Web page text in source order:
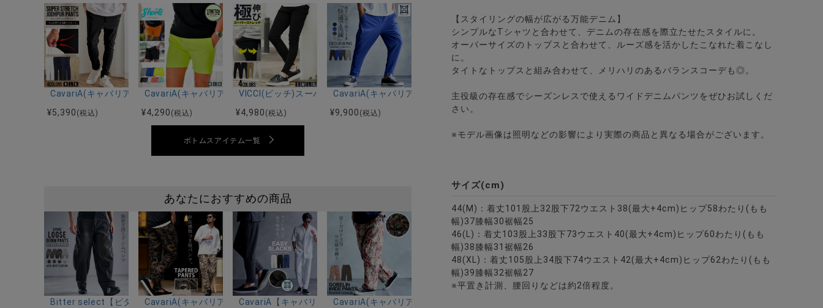
CavariA(キャバリア)ストレッチジョッパーパンツ/全4色
¥5,390 (税込)
CavariA(キャバリア)ストレッチポリダンボールショーツ/全9色
¥4,290 (税込)
VICCI(ビッチ)スーパーストレッチスキニーパンツ/全4色
¥4,980 (税込)
CavariA(キャバリア)ストレッチナイロンテーパードパンツ/全4色
¥9,900 (税込)
ボトムスアイテム一覧
あなたにおすすめの商品
Bitter select【ビターセレクト】 12オンスデニムパンツ/全4色
CavariA(キャバリア)ゴブラン織りテーパードパンツ/全2色
CavariA【キャバリア】ジャガードイージースラックス/全3色
CavariA(キャバリア)ボタニカルゴブランワイドストレートパンツ/全2色
【スタイリングの幅が広がる万能デニム】
シンプルなTシャツと合わせて、デニムの存在感を際立たせたスタイルに。
オーバーサイズのトップスと合わせて、ルーズ感を活かしたこなれた着こなし
に。
タイトなトップスと組み合わせて、メリハリのあるバランスコーデも◎。
主役級の存在感でシーズンレスで使えるワイドデニムパンツをぜひお試しくだ
さい。
※モデル画像は照明などの影響により実際の商品と異なる場合がございます。
サイズ(cm)
44(M)：着丈101股上32股下72ウエスト38(最大+4cm)ヒップ58わたり(もも
幅)37膝幅30裾幅25
46(L)：着丈103股上33股下73ウエスト40(最大+4cm)ヒップ60わたり(もも
幅)38膝幅31裾幅26
48(XL)：着丈105股上34股下74ウエスト42(最大+4cm)ヒップ62わたり(もも
幅)39膝幅32裾幅27
※平置き計測、腰回りなどは約2倍程度。